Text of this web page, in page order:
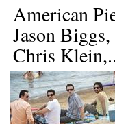
American
Jason
Chris